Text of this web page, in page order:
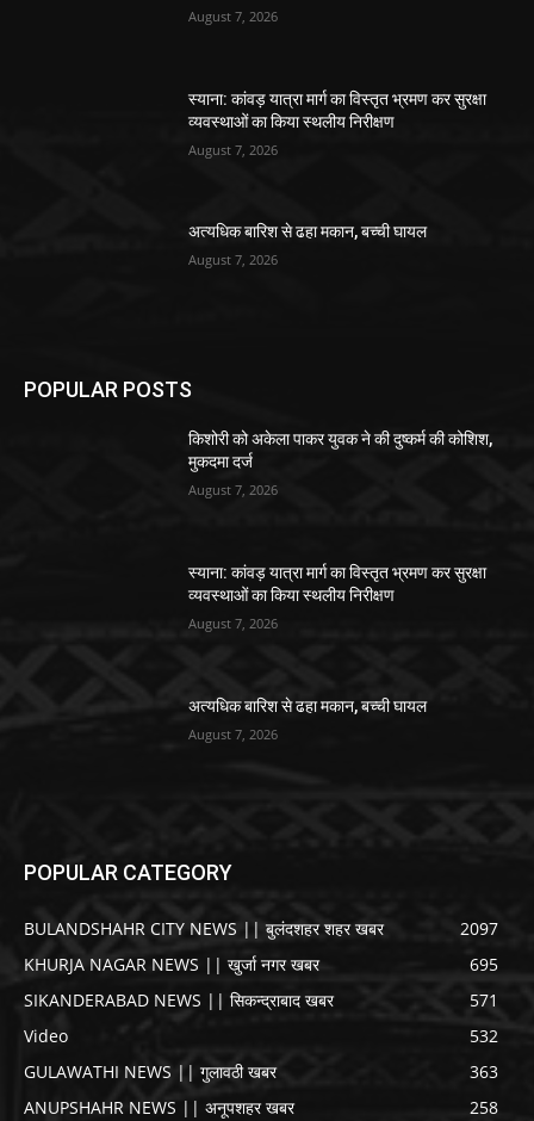
August 7, 2026
स्याना: कांवड़ यात्रा मार्ग का विस्तृत भ्रमण कर सुरक्षा
व्यवस्थाओं का किया स्थलीय निरीक्षण
August 7, 2026
अत्यधिक बारिश से ढहा मकान, बच्ची घायल
August 7, 2026
POPULAR POSTS
किशोरी को अकेला पाकर युवक ने की दुष्कर्म की कोशिश,
मुकदमा दर्ज
August 7, 2026
स्याना: कांवड़ यात्रा मार्ग का विस्तृत भ्रमण कर सुरक्षा
व्यवस्थाओं का किया स्थलीय निरीक्षण
August 7, 2026
अत्यधिक बारिश से ढहा मकान, बच्ची घायल
August 7, 2026
POPULAR CATEGORY
BULANDSHAHR CITY NEWS || बुलंदशहर शहर खबर
2097
KHURJA NAGAR NEWS || खुर्जा नगर खबर
695
SIKANDERABAD NEWS || सिकन्द्राबाद खबर
571
Video
532
GULAWATHI NEWS || गुलावठी खबर
363
ANUPSHAHR NEWS || अनूपशहर खबर
258